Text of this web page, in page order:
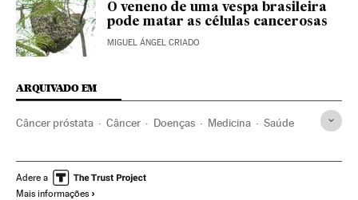
O veneno de uma vespa brasileira
pode matar as células cancerosas
MIGUEL ÁNGEL CRIADO
ARQUIVADO EM
Câncer próstata Câncer Doenças Medicina Saúde
Adere a
Mais informações